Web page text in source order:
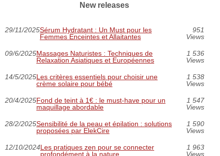
New releases
29/11/2025Sérum Hydratant : Un Must pour les
Femmes Enceintes et Allaitantes
951
Views
09/6/2025Massages Naturistes : Techniques de
Relaxation Asiatiques et Européennes
1 536
Views
14/5/2025Les critères essentiels pour choisir une
crème solaire pour bébé
1 538
Views
20/4/2025Fond de teint à 1€ : le must-have pour un
maquillage abordable
1 547
Views
28/2/2025Sensibilité de la peau et épilation : solutions
proposées par ElekCire
1 590
Views
12/10/2024Les pratiques zen pour se connecter
profondément à la nature
1 963
Views